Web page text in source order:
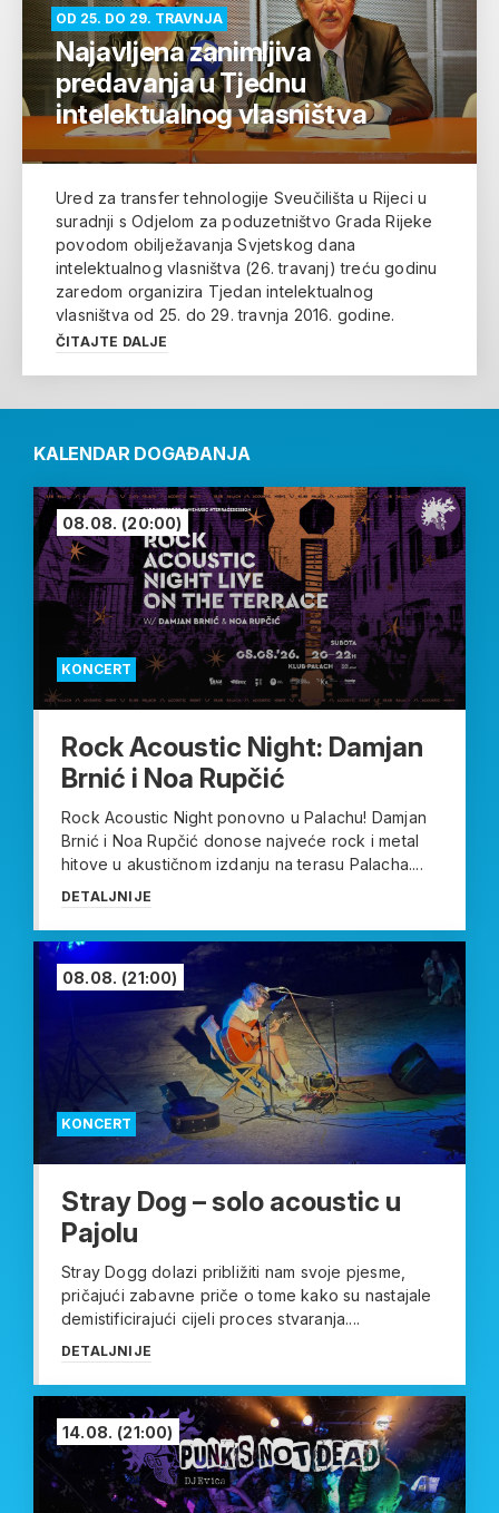
OD 25. DO 29. TRAVNJA
Najavljena zanimljiva
predavanja u Tjednu
intelektualnog vlasništva
Ured za transfer tehnologije Sveučilišta u Rijeci u
suradnji s Odjelom za poduzetništvo Grada Rijeke
povodom obilježavanja Svjetskog dana
intelektualnog vlasništva (26. travanj) treću godinu
zaredom organizira Tjedan intelektualnog
vlasništva od 25. do 29. travnja 2016. godine.
ČITAJTE DALJE
KALENDAR DOGAĐANJA
KONCERT
08.08. (20:00)
Rock Acoustic Night: Damjan
Brnić i Noa Rupčić
Rock Acoustic Night ponovno u Palachu! Damjan
Brnić i Noa Rupčić donose najveće rock i metal
hitove u akustičnom izdanju na terasu Palacha....
DETALJNIJE
KONCERT
08.08. (21:00)
Stray Dog – solo acoustic u
Pajolu
Stray Dogg dolazi približiti nam svoje pjesme,
pričajući zabavne priče o tome kako su nastajale
demistificirajući cijeli proces stvaranja....
DETALJNIJE
14.08. (21:00)